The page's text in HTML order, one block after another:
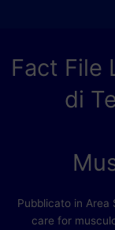
Fact File
di
Pubblicato in Area
care for